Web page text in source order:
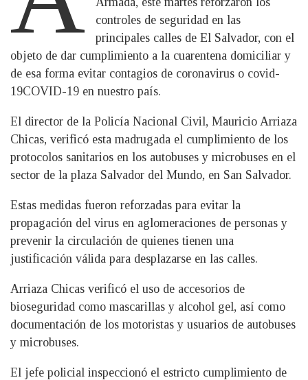
controles de seguridad en las
principales calles de El Salvador, con el
objeto de dar cumplimiento a la cuarentena domiciliar y
de esa forma evitar contagios de coronavirus o covid-
19COVID-19 en nuestro país.
El director de la Policía Nacional Civil, Mauricio Arriaza
Chicas, verificó esta madrugada el cumplimiento de los
protocolos sanitarios en los autobuses y microbuses en el
sector de la plaza Salvador del Mundo, en San Salvador.
Estas medidas fueron reforzadas para evitar la
propagación del virus en aglomeraciones de personas y
prevenir la circulación de quienes tienen una
justificación válida para desplazarse en las calles.
Arriaza Chicas verificó el uso de accesorios de
bioseguridad como mascarillas y alcohol gel, así como
documentación de los motoristas y usuarios de autobuses
y microbuses.
El jefe policial inspeccionó el estricto cumplimiento de